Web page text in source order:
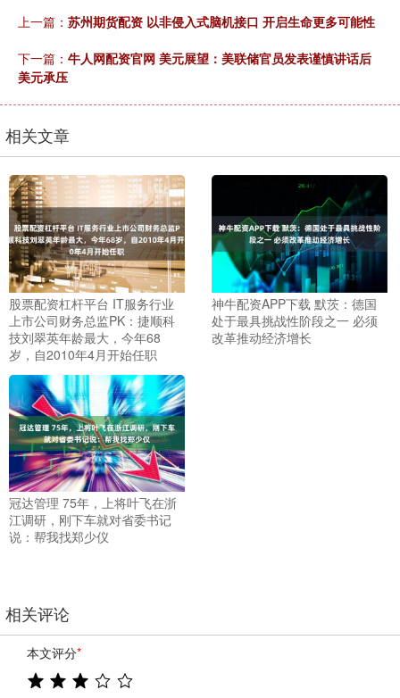
上一篇： 苏州期货配资 以非侵入式脑机接口 开启生命更多可能性
下一篇： 牛人网配资官网 美元展望：美联储官员发表谨慎讲话后
美元承压
相关文章
股票配资杠杆平台 IT服务行业
上市公司财务总监PK：捷顺科
技刘翠英年龄最大，今年68
岁，自2010年4月开始任职
神牛配资APP下载 默茨：德国
处于最具挑战性阶段之一 必须
改革推动经济增长
冠达管理 75年，上将叶飞在浙
江调研，刚下车就对省委书记
说：帮我找郑少仪
相关评论
本文评分*